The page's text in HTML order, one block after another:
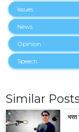
Issues
News
Opinion
Speech
Similar
भरत